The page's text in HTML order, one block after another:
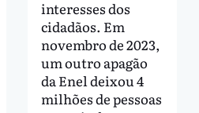
interesses dos
cidadãos. Em
novembro de 2023,
um outro apagão
da Enel deixou 4
milhões de pessoas